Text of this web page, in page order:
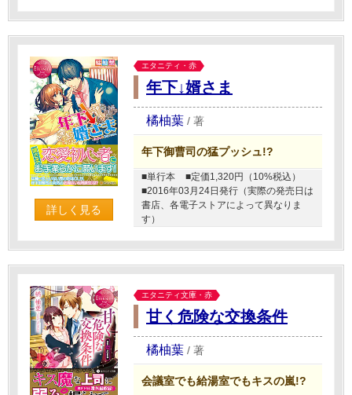
詳しく見る
エタニティ・赤
年下↓婿さま
橘柚葉 / 著
年下御曹司の猛プッシュ!?
■単行本
■定価1,320円（10%税込）
■2016年03月24日発行（実際の発売日は
書店、各電子ストアによって異なりま
す）
エタニティ文庫・赤
甘く危険な交換条件
橘柚葉 / 著
会議室でも給湯室でもキスの嵐!?